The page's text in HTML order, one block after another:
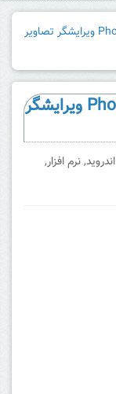
دانلود Photo Studio PRO v2.5.1.6 ویرایشگر تصاویر
دانلود Photo Studio PRO v2.5.1.6 ویرایشگر
اندروید,نرم افزار,